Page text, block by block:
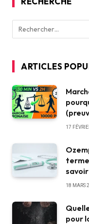
ARTICLES
17
terme
savoir
18 MARS
pour